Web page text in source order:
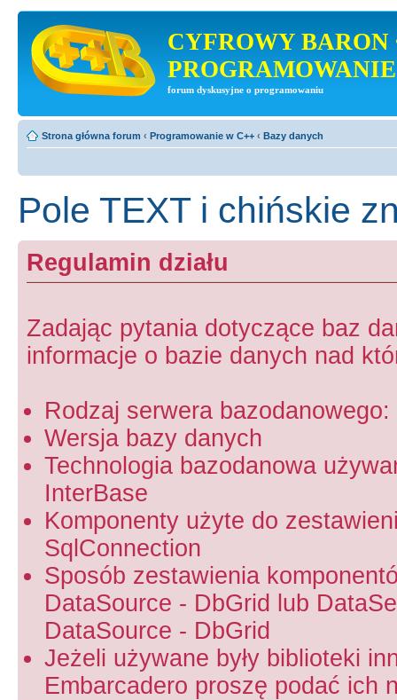
CYFROWY BARON
PROGRAMOWANIE
forum dyskusyjne o programowaniu
Strona główna forum ‹ Programowanie w C++ ‹ Bazy danych
Pole TEXT i chińskie
Regulamin działu
Zadając pytania dotyczące baz
informacje o bazie danych nad
Rodzaj serwera
Wersja bazy danych
Technologia bazodanowa
InterBase
Komponenty użyte do
SqlConnection
Sposób zestawienia
DataSource - DbGrid lub
DataSource - DbGrid
Jeżeli używane były biblioteki
Embarcadero proszę podać ich